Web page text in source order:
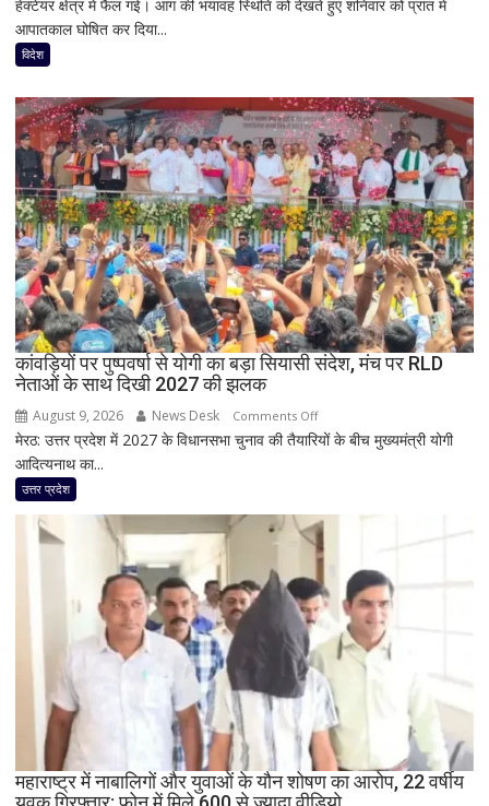
ब्रिटिश
की
आग
का
तांडव,
20
हजार
लोग
बेघर;
‘जैसे
बम
फटा
हो’
हेक्टेयर क्षेत्र में फैल गई। आग की भयावह स्थिति को देखते हुए शनिवार को प्रांत में
आपातकाल घोषित कर दिया...
विदेश
कांवड़ियों पर पुष्पवर्षा से योगी का बड़ा सियासी संदेश, मंच पर RLD
नेताओं के साथ दिखी 2027 की झलक
August 9, 2026 News Desk Comments Offon
कांवड़ियों
से
योगी
का
बड़ा
सियासी
संदेश,
मंच
पर
RLD
नेताओं
साथ
दिखी
मेरठ: उत्तर प्रदेश में 2027 के विधानसभा चुनाव की तैयारियों के बीच मुख्यमंत्री योगी
आदित्यनाथ का...
उत्तर प्रदेश
महाराष्ट्र में नाबालिगों और युवाओं के यौन शोषण का आरोप, 22 वर्षीय